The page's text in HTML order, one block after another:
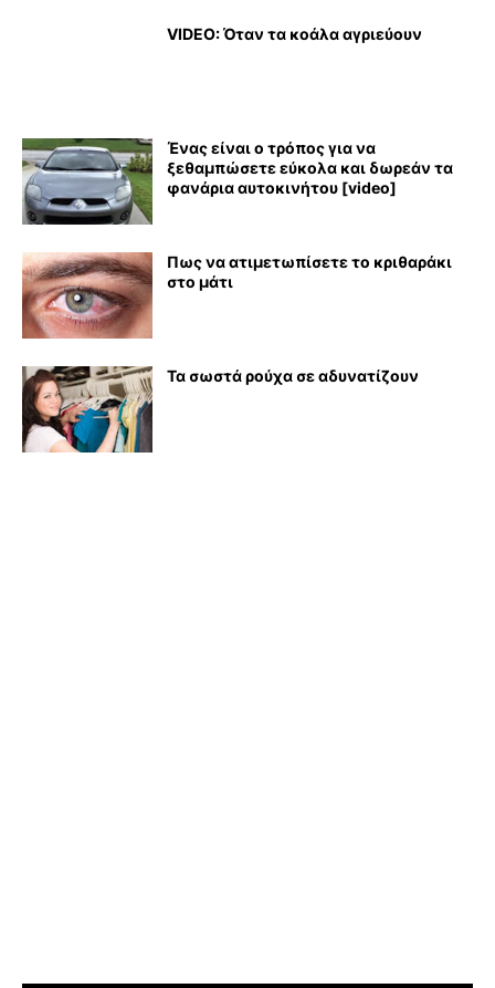
VIDEO: Όταν τα κοάλα αγριεύουν
Ένας είναι ο τρόπος για να
ξεθαμπώσετε εύκολα και δωρεάν τα
φανάρια αυτοκινήτου [video]
Πως να ατιμετωπίσετε το κριθαράκι
στο μάτι
Τα σωστά ρούχα σε αδυνατίζουν